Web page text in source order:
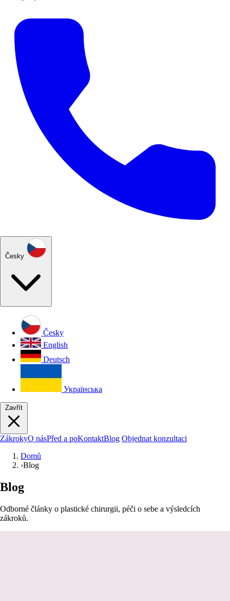
Česky
Česky
English
Deutsch
Українська
Zavřít
ZákrokyO násPřed a poKontaktBlog Objednat konzultaci
Domů
›Blog
Blog
Odborné články o plastické chirurgii, péči o sebe a výsledcích
zákroků.